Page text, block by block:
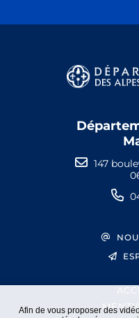
Afin de vous proposer des
147